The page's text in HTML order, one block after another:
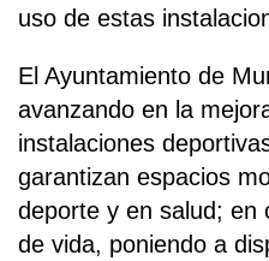
uso de estas
El Ayuntamiento de
avanzando en la
instalaciones
garantizan espacios
deporte y en salud; en
de vida, poniendo a